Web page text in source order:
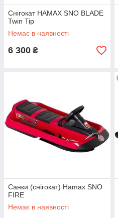
Снігокат HAMAX SNO BLADE
Twin Tip
Немає в наявності
6 300 ₴
Санки (снігокат) Hamax SNO
FIRE
Немає в наявності